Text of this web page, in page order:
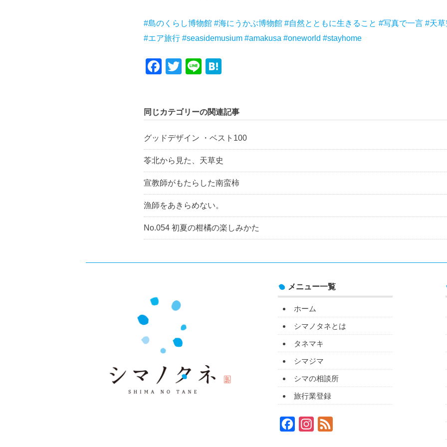
#島のくらし博物館 #海にうかぶ博物館 #自然とともに生きること #写真で一言 #天草
#エア旅行 #seasidemusium #amakusa #oneworld #stayhome
Facebook
Twitter
Line
同じカテゴリーの関連記事
グッドデザイン ・ベスト100
苓北から見た、天草史
宣教師がもたらした南蛮柿
漁師をあきらめない。
No.054 初夏の柑橘の楽しみかた
メニュー一覧
ホーム
シマノタネとは
タネマキ
シマジマ
シマの相談所
旅行業登録
FacebookInstagram